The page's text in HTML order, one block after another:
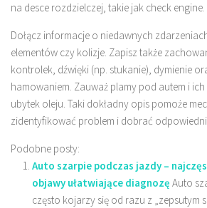
na desce rozdzielczej, takie jak check engine.
Dołącz informacje o niedawnych
elementów czy kolizje. Zapisz także
kontrolek, dźwięki (np. stukanie), dymienie
hamowaniem. Zauważ plamy pod autem i
ubytek oleju. Taki dokładny opis pomoże
zidentyfikować problem i dobrać
Podobne posty:
Auto szarpie podczas jazdy –
objawy ułatwiające diagnozę Auto
często kojarzy się od razu z „zepsutym